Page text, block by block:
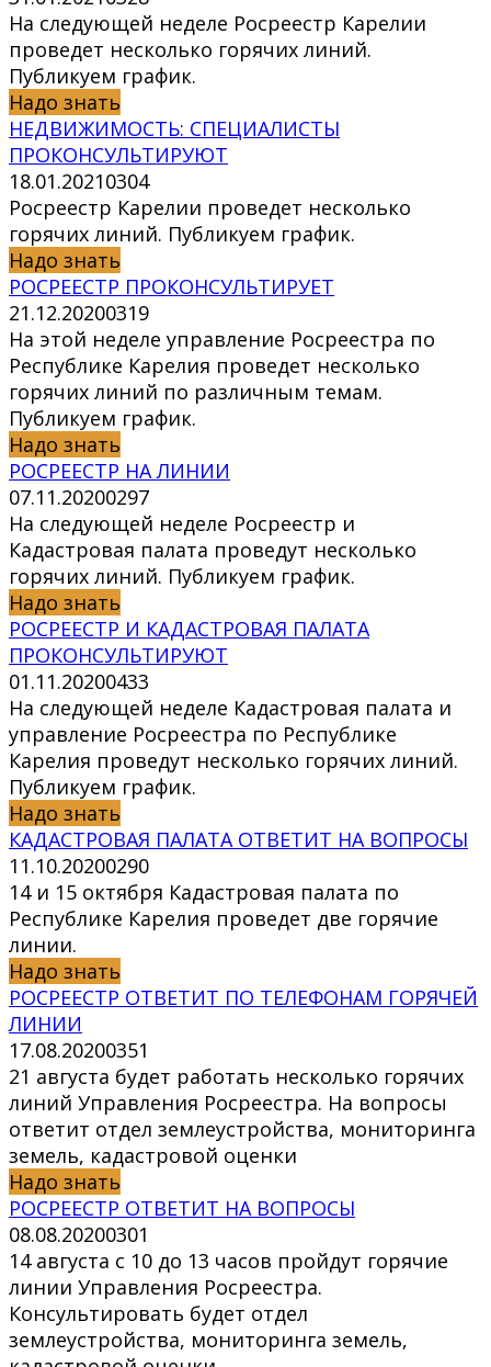
На следующей неделе Росреестр Карелии
проведет несколько горячих линий.
Публикуем график.
Надо знать
НЕДВИЖИМОСТЬ: СПЕЦИАЛИСТЫ
ПРОКОНСУЛЬТИРУЮТ
18.01.20210304
Росреестр Карелии проведет несколько
горячих линий. Публикуем график.
Надо знать
РОСРЕЕСТР ПРОКОНСУЛЬТИРУЕТ
21.12.20200319
На этой неделе управление Росреестра по
Республике Карелия проведет несколько
горячих линий по различным темам.
Публикуем график.
Надо знать
РОСРЕЕСТР НА ЛИНИИ
07.11.20200297
На следующей неделе Росреестр и
Кадастровая палата проведут несколько
горячих линий. Публикуем график.
Надо знать
РОСРЕЕСТР И КАДАСТРОВАЯ ПАЛАТА
ПРОКОНСУЛЬТИРУЮТ
01.11.20200433
На следующей неделе Кадастровая палата и
управление Росреестра по Республике
Карелия проведут несколько горячих линий.
Публикуем график.
Надо знать
КАДАСТРОВАЯ ПАЛАТА ОТВЕТИТ НА ВОПРОСЫ
11.10.20200290
14 и 15 октября Кадастровая палата по
Республике Карелия проведет две горячие
линии.
Надо знать
РОСРЕЕСТР ОТВЕТИТ ПО ТЕЛЕФОНАМ ГОРЯЧЕЙ
ЛИНИИ
17.08.20200351
21 августа будет работать несколько горячих
линий Управления Росреестра. На вопросы
ответит отдел землеустройства, мониторинга
земель, кадастровой оценки
Надо знать
РОСРЕЕСТР ОТВЕТИТ НА ВОПРОСЫ
08.08.20200301
14 августа с 10 до 13 часов пройдут горячие
линии Управления Росреестра.
Консультировать будет отдел
землеустройства, мониторинга земель,